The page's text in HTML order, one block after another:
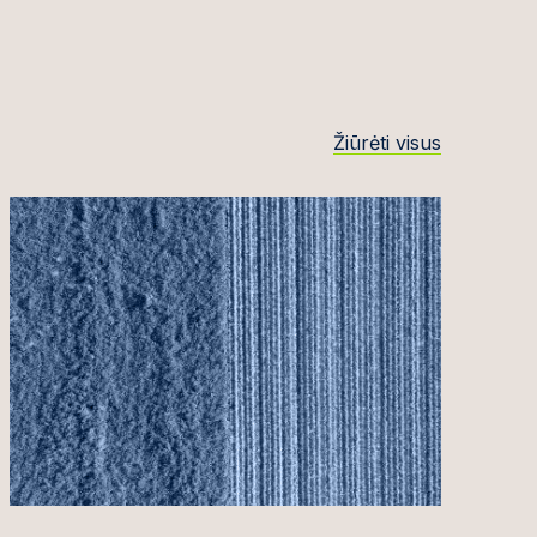
Žiūrėti visus